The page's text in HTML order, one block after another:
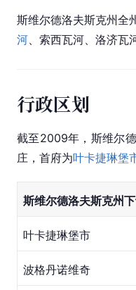
斯维尔德洛夫斯克州全
河、索西瓦河、洛济瓦
行政区划
截至2009年，斯维尔
庄，首府为叶卡捷琳堡
斯维尔德洛夫斯克州
叶卡捷琳堡市
波格丹诺维奇